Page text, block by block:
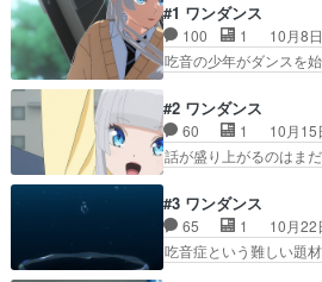
ンスの演出も色々頑
ダンスがカットされ
茶面白い!!恩ちゃんの
と恩ちゃんに大歓喜
いいんだ」って格好
難しさが伝わってく…
#1 ワンダンス
100 1
10月8日
吃音の少年がダンス
期の頃って友達と対
聞いてたけどダンス
ス部のシーンも「お
リアタイしたい…)ま
いって噂？誤魔化し
ずい。何がかは言わ
がそのまま流れてビッ…
#2 ワンダンス
60 1
10月15
話が盛り上がるのは
達と仲直り出来て良
ンが可愛いアニメー
というカボの感覚は
比5:95の現状。そり
#3 ワンダンス
65 1
10月22
吃音症という難しい